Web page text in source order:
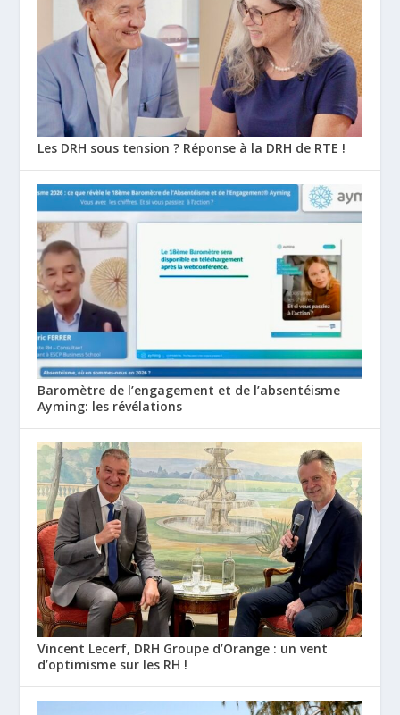
Les DRH sous tension ? Réponse à la DRH de RTE !
Baromètre de l’engagement et de l’absentéisme
Ayming: les révélations
Vincent Lecerf, DRH Groupe d’Orange : un vent
d’optimisme sur les RH !